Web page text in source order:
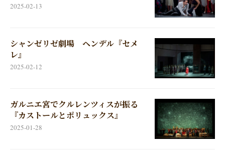
2025-02-13
シャンゼリゼ劇場 ヘンデル『セメ
レ』
2025-02-12
ガルニエ宮でクルレンツィスが振る
『カストールとポリュックス』
2025-01-28